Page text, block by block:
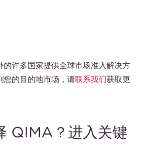
的许多国家提供全球市场准入解决方
您的目的地市场，请联系我们获取更
QIMA？进入关键